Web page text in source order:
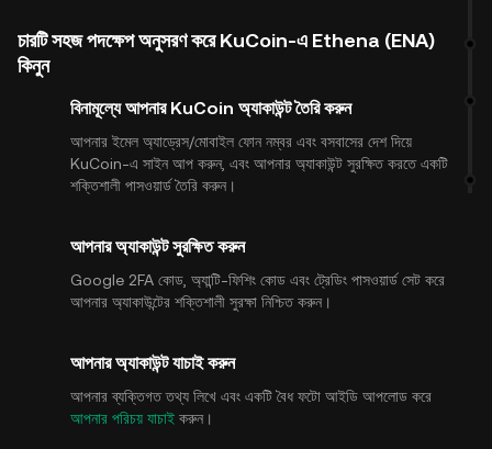
চারটি সহজ পদক্ষেপ অনুসরণ করে KuCoin-এ Ethena (ENA)
কিনুন
বিনামূল্যে আপনার KuCoin অ্যাকাউন্ট তৈরি করুন
আপনার ইমেল অ্যাড্রেস/মোবাইল ফোন নম্বর এবং বসবাসের দেশ দিয়ে
KuCoin-এ সাইন আপ করুন, এবং আপনার অ্যাকাউন্ট সুরক্ষিত করতে একটি
শক্তিশালী পাসওয়ার্ড তৈরি করুন।
আপনার অ্যাকাউন্ট সুরক্ষিত করুন
Google 2FA কোড, অ্যান্টি-ফিশিং কোড এবং ট্রেডিং পাসওয়ার্ড সেট করে
আপনার অ্যাকাউন্টের শক্তিশালী সুরক্ষা নিশ্চিত করুন।
আপনার অ্যাকাউন্ট যাচাই করুন
আপনার ব্যক্তিগত তথ্য লিখে এবং একটি বৈধ ফটো আইডি আপলোড করে
আপনার পরিচয় যাচাই করুন।